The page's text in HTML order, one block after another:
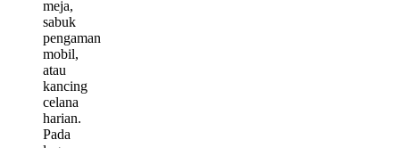
meja,
sabuk
pengaman
mobil,
atau
kancing
celana
harian.
Pada